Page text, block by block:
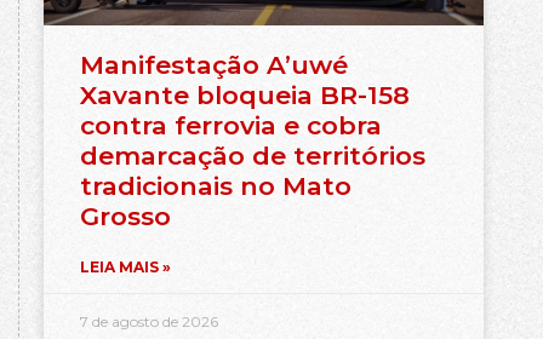
Manifestação A’uwé
Xavante bloqueia BR-158
contra ferrovia e cobra
demarcação de territórios
tradicionais no Mato
Grosso
LEIA MAIS »
7 de agosto de 2026